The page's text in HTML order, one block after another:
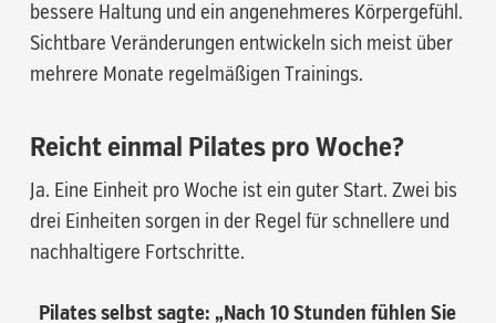
bessere Haltung und ein angenehmeres Körpergefühl.
Sichtbare Veränderungen entwickeln sich meist über
mehrere Monate regelmäßigen Trainings.
Reicht einmal Pilates pro Woche?
Ja. Eine Einheit pro Woche ist ein guter Start. Zwei bis
drei Einheiten sorgen in der Regel für schnellere und
nachhaltigere Fortschritte.
Pilates selbst sagte: „Nach 10 Stunden fühlen Sie